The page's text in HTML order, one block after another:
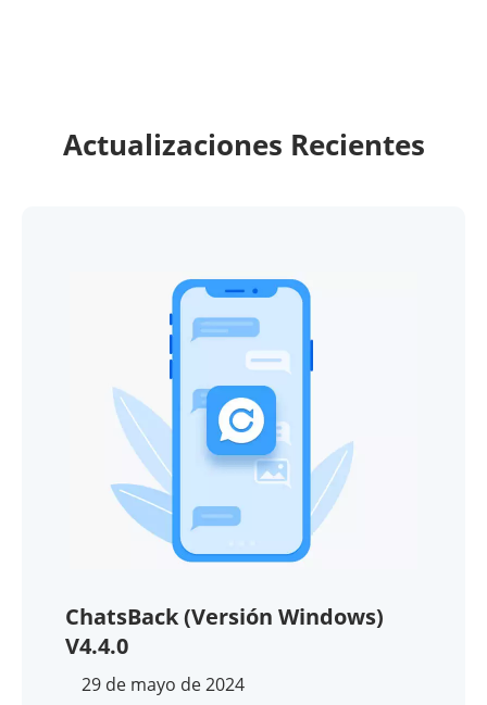
Actualizaciones Recientes
ChatsBack (Versión Windows)
V4.4.0
29 de mayo de 2024